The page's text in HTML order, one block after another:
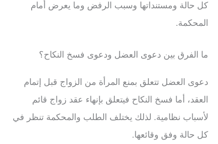
كل حالة ومستنداتها وسبب الرفض وما يعرض أمام
المحكمة.
ما الفرق بين دعوى العضل ودعوى فسخ النكاح؟
دعوى العضل تتعلق بمنع المرأة من الزواج قبل إتمام
العقد، أما فسخ النكاح فيتعلق بإنهاء عقد زواج قائم
لأسباب نظامية. لذلك يختلف الطلب والمحكمة تنظر في
كل حالة وفق وقائعها.